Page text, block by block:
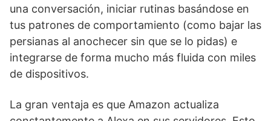
una conversación, iniciar rutinas basándose en
tus patrones de comportamiento (como bajar las
persianas al anochecer sin que se lo pidas) e
integrarse de forma mucho más fluida con miles
de dispositivos.
La gran ventaja es que Amazon actualiza